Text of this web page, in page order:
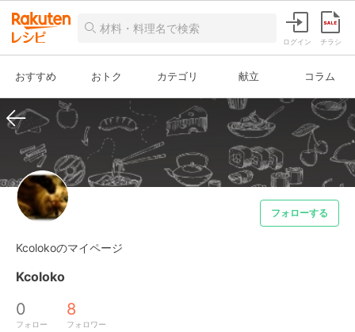
ログイン チラシ
おすすめ おトク カテゴリ 献立 コラム
フォローする
Kcolokoのマイページ
Kcoloko
0
フォロー
8
フォロワー